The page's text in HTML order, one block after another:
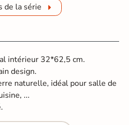
de la série
intérieur 32*62,5 cm.
design.
naturelle, idéal pour salle de
...